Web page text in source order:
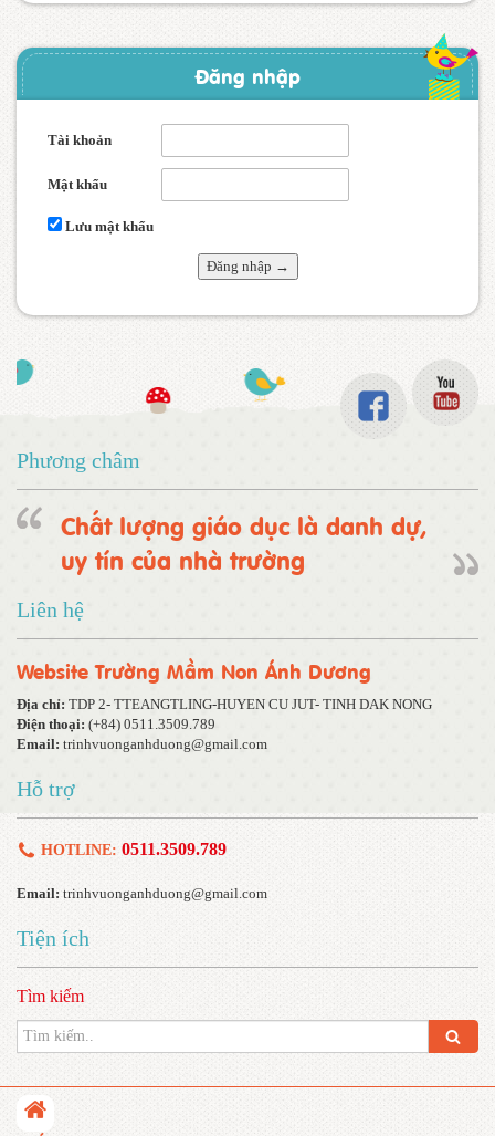
Đăng nhập
Tài khoản
Mật khẩu
Lưu mật khẩu
Phương châm
Chất lượng giáo dục là danh dự,
uy tín của nhà trường
Liên hệ
Website Trường Mầm Non Ánh Dương
Địa chỉ: TDP 2- TTEANGTLING-HUYEN CU JUT- TINH DAK NONG
Điện thoại: (+84) 0511.3509.789
Email: trinhvuonganhduong@gmail.com
Hỗ trợ
HOTLINE: 0511.3509.789
Email: trinhvuonganhduong@gmail.com
Tiện ích
Tìm kiếm